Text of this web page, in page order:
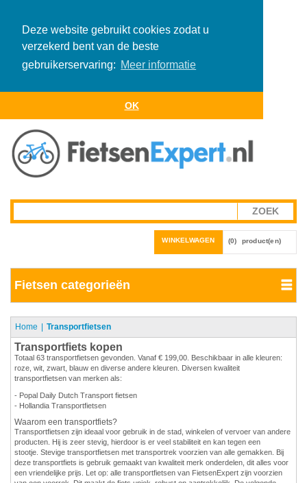
Deze website gebruikt cookies zodat u
verzekerd bent van de beste
gebruikerservaring: Meer informatie
OK
WINKELWAGEN (0) product(en)
Fietsen categorieën
Home Transportfietsen
Transportfiets kopen
Totaal 63 transportfietsen gevonden. Vanaf € 199,00. Beschikbaar in alle kleuren:
roze, wit, zwart, blauw en diverse andere kleuren. Diversen kwaliteit
transportfietsen van merken als:
- Popal Daily Dutch Transport fietsen
- Hollandia Transportfietsen
Waarom een transportfiets?
Transportfietsen zijn ideaal voor gebruik in de stad, winkelen of vervoer van andere
producten. Hij is zeer stevig, hierdoor is er veel stabiliteit en kan tegen een
stootje. Stevige transportfietsen met transportrek voorzien van alle gemakken. Bij
deze transportfiets is gebruik gemaakt van kwaliteit merk onderdelen, dit alles voor
een vriendelijke prijs. Let op: alle transportfietsen van FietsenExpert zijn voorzien